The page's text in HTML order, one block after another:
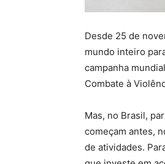
Desde 25 de
mundo inteiro
campanha
Combate à
Mas, no Brasil,
começam antes,
de atividades.